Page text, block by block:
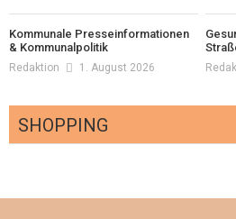
Kommunale Presseinformationen
& Kommunalpolitik
Redaktion 1. August 2026
SHOPPING